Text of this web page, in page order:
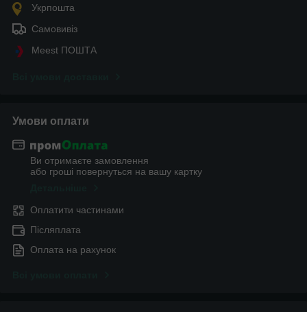
Укрпошта
Самовивіз
Meest ПОШТА
Умови оплати
Ви отримаєте замовлення
або гроші повернуться на вашу картку
Оплатити частинами
Післяплата
Оплата на рахунок